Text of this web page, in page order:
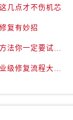
几点才不伤机芯
复有妙招
天梭表盘有划痕？这些方法你一定要试试！
天梭表壳磕碰变形？专业级修复流程大公开